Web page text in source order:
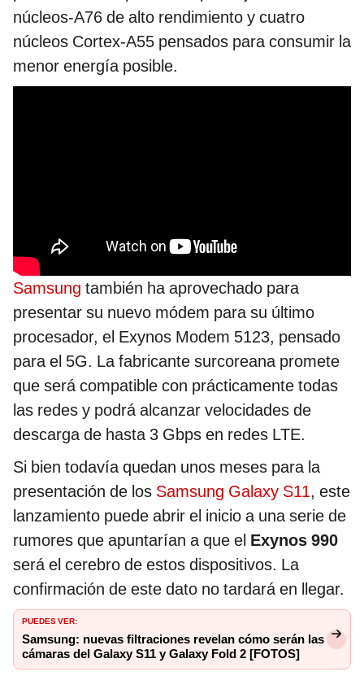
núcleos-A76 de alto rendimiento y cuatro
núcleos Cortex-A55 pensados para consumir la
menor energía posible.
Samsung también ha aprovechado para
presentar su nuevo módem para su último
procesador, el Exynos Modem 5123, pensado
para el 5G. La fabricante surcoreana promete
que será compatible con prácticamente todas
las redes y podrá alcanzar velocidades de
descarga de hasta 3 Gbps en redes LTE.
Si bien todavía quedan unos meses para la
presentación de los Samsung Galaxy S11, este
lanzamiento puede abrir el inicio a una serie de
rumores que apuntarían a que el Exynos 990
será el cerebro de estos dispositivos. La
confirmación de este dato no tardará en llegar.
PUEDES VER:
Samsung: nuevas filtraciones revelan cómo serán las
cámaras del Galaxy S11 y Galaxy Fold 2 [FOTOS]